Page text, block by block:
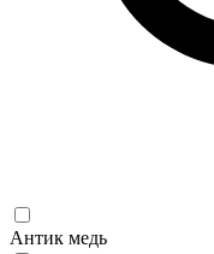
Антик медь